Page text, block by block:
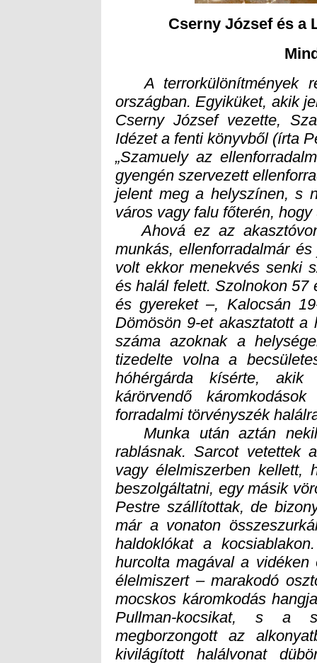
Cserny József és a
A terrorkülönítmények
országban. Egyiküket,
Cserny József vezette,
Idézet a fenti könyvből (írta
„Szamuely az
gyengén szervezett
jelent meg a helyszínen, s
város vagy falu főterén,
Ahová ez az
munkás, ellenforradalmár
volt ekkor menekvés senki
és halál felett. Szolnokon
és gyereket –, Kalocsán
Dömösön 9-et akasztatott
száma azoknak a
tizedelte volna a
hóhérgárda kísérte,
kárörvendő
forradalmi törvényszék
Munka után aztán
rablásnak. Sarcot
vagy élelmiszerben
beszolgáltatni, egy másik
Pestre szállítottak, de
már a vonaton
haldoklókat a
hurcolta magával a
élelmiszert – marakodó
mocskos káromkodás
Pullman-kocsikat, s
megborzongott az
kivilágított halálvonat